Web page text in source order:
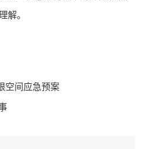
解。
空间应急预案